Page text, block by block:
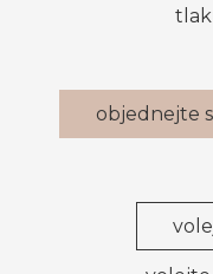
objednejte